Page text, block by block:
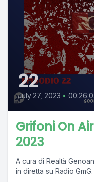
22
July 27, 2023 •
Grifoni On
2023
A cura di Realtà
in diretta su Radio GmG.